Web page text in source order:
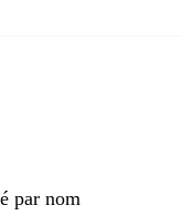
par nom